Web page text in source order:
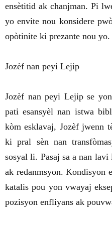
ensètitid ak chanjman. Pi
yo envite nou konsidere
opòtinite ki prezante nou yo.
Jozèf nan peyi Lejip
Jozèf nan peyi Lejip se
pati esansyèl nan istwa
kòm esklavaj, Jozèf jwenn
ki pral sèn nan
sosyal li. Pasaj sa a nan
ak redanmsyon. Kondisyon
katalis pou yon vwayaj
pozisyon enfliyans ak